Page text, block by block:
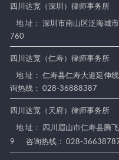
四川达宽（深圳）律师事务所
地 址： 深圳市南山区泛海城
760
四川达宽（仁寿）律师事务所
地 址： 仁寿县仁寿大道延伸
询热线： 028-36888387
四川达宽（天府）律师事务所
地 址： 四川眉山市仁寿县腾
9
咨询热线： 028-